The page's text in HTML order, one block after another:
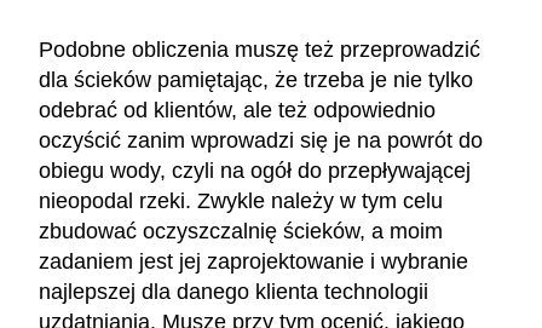
Podobne obliczenia muszę też przeprowadzić
dla ścieków pamiętając, że trzeba je nie tylko
odebrać od klientów, ale też odpowiednio
oczyścić zanim wprowadzi się je na powrót do
obiegu wody, czyli na ogół do przepływającej
nieopodal rzeki. Zwykle należy w tym celu
zbudować oczyszczalnię ścieków, a moim
zadaniem jest jej zaprojektowanie i wybranie
najlepszej dla danego klienta technologii
uzdatniania. Muszę przy tym ocenić, jakiego